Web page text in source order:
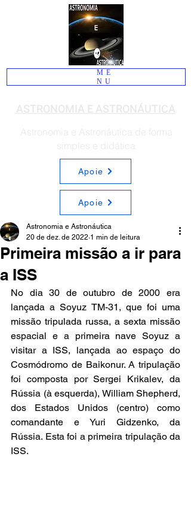
ASTRONOMIA E ASTRONÁUTICA
ME
NU
Astronomia e Astronáutica de forma
simples e didática
Apoie
Apoie
Primeira missão a ir para
a ISS
Astronomia e Astronáutica
20 de dez. de 2022 1 min de leitura
No dia 30 de outubro de 2000 era
lançada a Soyuz TM-31, que foi uma
missão tripulada russa, a sexta missão
espacial e a primeira nave Soyuz a
visitar a ISS, lançada ao espaço do
Cosmódromo de Baikonur. A tripulação
foi composta por Sergei Krikalev, da
Rússia (à esquerda), William Shepherd,
dos Estados Unidos (centro) como
comandante e Yuri Gidzenko, da
Rússia. Esta foi a primeira tripulação da
ISS.